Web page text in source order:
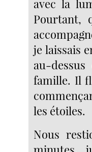
avec la
Pourtant,
je laissais
au-
famille. Il
les étoiles.
Nous